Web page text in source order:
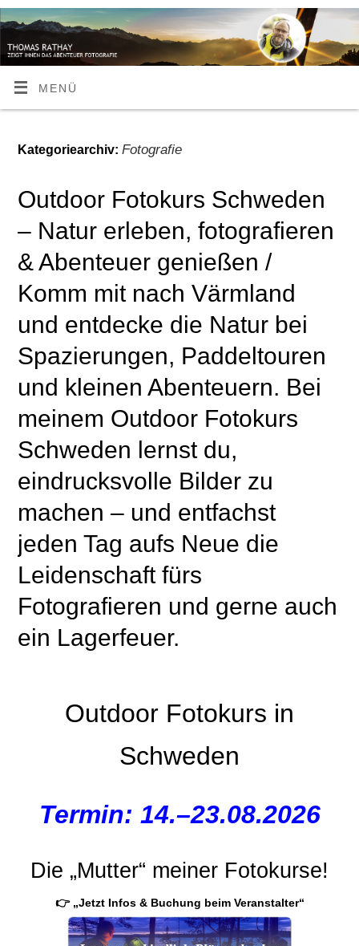
MENÜ
Kategoriearchiv: Fotografie
Outdoor Fotokurs Schweden
– Natur erleben, fotografieren
& Abenteuer genießen /
Komm mit nach Värmland
und entdecke die Natur bei
Spazierungen, Paddeltouren
und kleinen Abenteuern. Bei
meinem Outdoor Fotokurs
Schweden lernst du,
eindrucksvolle Bilder zu
machen – und entfachst
jeden Tag aufs Neue die
Leidenschaft fürs
Fotografieren und gerne auch
ein Lagerfeuer.
Outdoor Fotokurs in
Schweden
Termin: 14.–23.08.2026
Die „Mutter“ meiner Fotokurse!
👉 „Jetzt Infos & Buchung beim Veranstalter“